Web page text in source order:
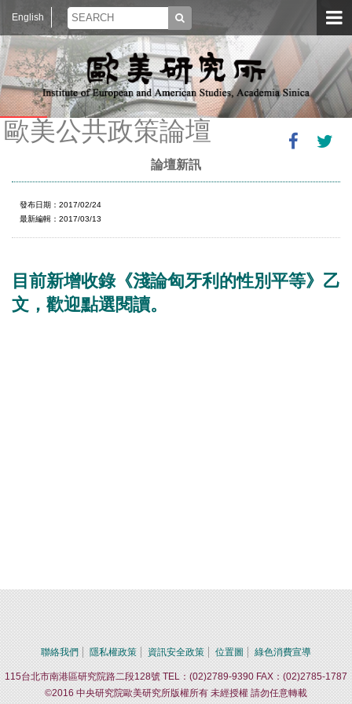
English
歐美公共政策論壇
論壇新訊
發布日期：2017/02/24
最新編輯：2017/03/13
目前新增收錄《淺論匈牙利的性別平等》乙
文，歡迎點選閱讀。
聯絡我們 隱私權政策 資訊安全政策 位置圖 綠色消費宣導
115台北市南港區研究院路二段128號 TEL：(02)2789-9390 FAX：(02)2785-1787
©2016 中央研究院歐美研究所版權所有 未經授權 請勿任意轉載